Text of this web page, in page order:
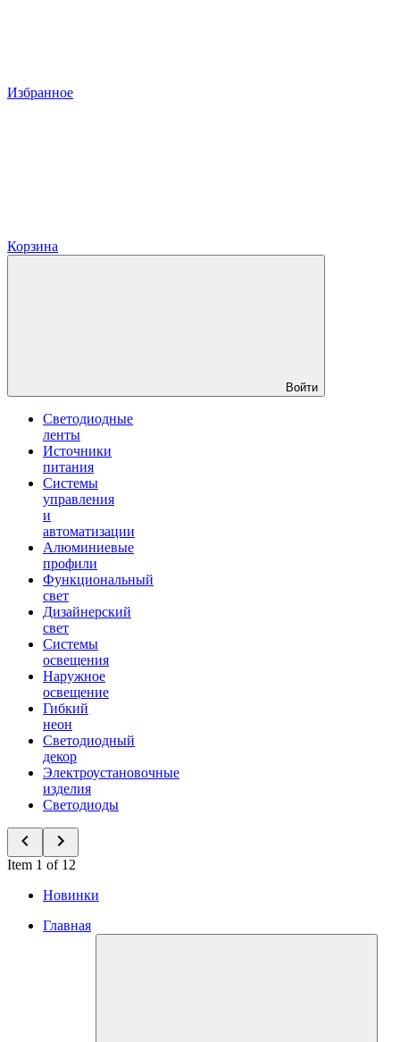
Избранное
Корзина
Войти
Светодиодные
ленты
Источники
питания
Системы
управления
и
автоматизации
Алюминиевые
профили
Функциональный
свет
Дизайнерский
свет
Системы
освещения
Наружное
освещение
Гибкий
неон
Светодиодный
декор
Электроустановочные
изделия
Светодиоды
Item 1 of 12
Новинки
Главная